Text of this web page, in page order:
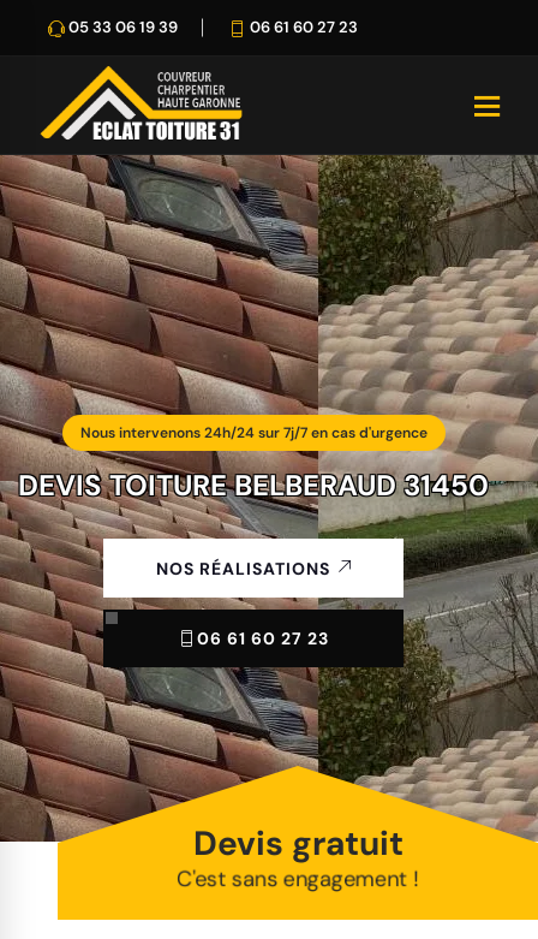
05 33 06 19 39 06 61 60 27 23
Nous intervenons 24h/24 sur 7j/7 en cas d'urgence
DEVIS TOITURE BELBERAUD 31450
NOS RÉALISATIONS
06 61 60 27 23
Devis gratuit
C'est sans engagement !